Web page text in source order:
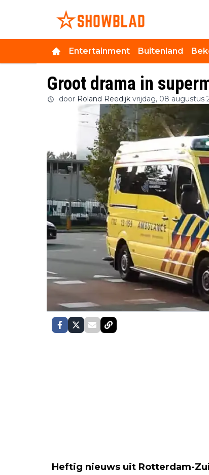
Entertainment Buitenland
Groot drama in
door Roland Reedijk vrijdag, 08 augustus
Heftig nieuws uit Rotterdam-